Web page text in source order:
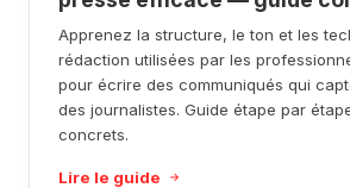
Apprenez la structure, le ton et les
rédaction utilisées par les
pour écrire des communiqués qui
des journalistes. Guide étape par
concrets.
Lire le guide